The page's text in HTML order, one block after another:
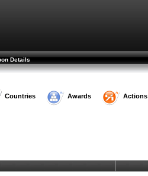
Details
Countries Awards Actions